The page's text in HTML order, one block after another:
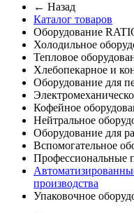
← Назад
Каталог товаров
Оборудование
Холодильное
Тепловое
Хлебопекарное и
Оборудование для
Кофейное
Нейтральное
Оборудование для
Вспомогательное
Профессиональные
производства
Упаковочное